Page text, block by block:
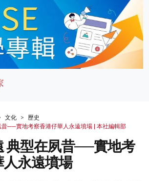
文化
歷史
──實地考察香港仔華人永遠墳場 | 本社編輯部
典型在夙昔──實地考
永遠墳場